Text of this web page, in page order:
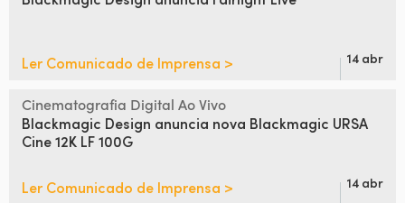
South Africa
Spain
Sweden
Chinese Taipei
Ler Comunicado de Imprensa > 14 abr
Cinematografia Digital Ao Vivo
Blackmagic Design anuncia nova Blackmagic URSA
Cine 12K LF 100G
Ler Comunicado de Imprensa > 14 abr